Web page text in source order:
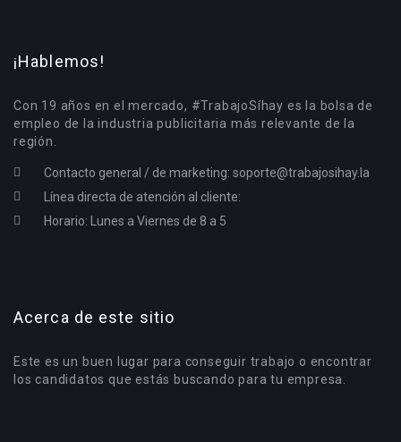
¡Hablemos!
Con 19 años en el mercado, #TrabajoSíhay es la bolsa de
empleo de la industria publicitaria más relevante de la
región.
Contacto general / de marketing: soporte@trabajosihay.la
Línea directa de atención al cliente:
Horario: Lunes a Viernes de 8 a 5
Acerca de este sitio
Este es un buen lugar para conseguir trabajo o encontrar
los candidatos que estás buscando para tu empresa.